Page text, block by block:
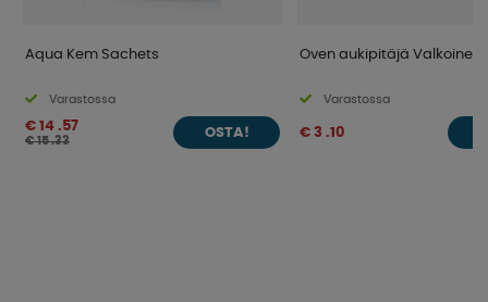
Aqua Kem Sachets
Varastossa
€ 14 .57
€ 15 .33
OSTA!
Oven aukipitäjä Valkoinen
Varastossa
€ 3 .10